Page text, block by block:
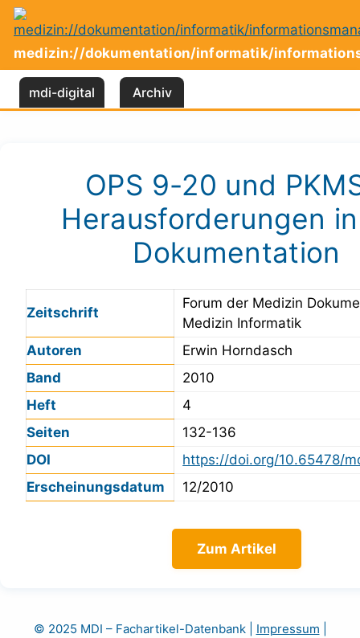
Zum
Inhalt
springen
medizin://dokumentation/informatik/
mdi-digital Archiv
OPS 9-20 und
Herausforderungen
Dokumentation
Zeitschrift
Forum der Medizin
Medizin Informatik
Autoren
Erwin Horndasch
Band
2010
Heft
4
Seiten
132-136
DOI
https://doi.org/10.65478/
Erscheinungsdatum
12/2010
Zum Artikel
© 2025 MDI – Fachartikel-Datenbank| Impressum